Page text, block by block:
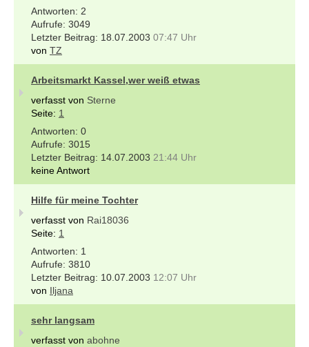
2
3049
18.07.2003 07:47 Uhr
von TZ
Arbeitsmarkt Kassel,wer weiß etwas
verfasst von Sterne
Seite: 1
0
3015
14.07.2003 21:44 Uhr
keine Antwort
Hilfe für meine Tochter
verfasst von Rai18036
Seite: 1
1
3810
10.07.2003 12:07 Uhr
von Iljana
sehr langsam
verfasst von abohne